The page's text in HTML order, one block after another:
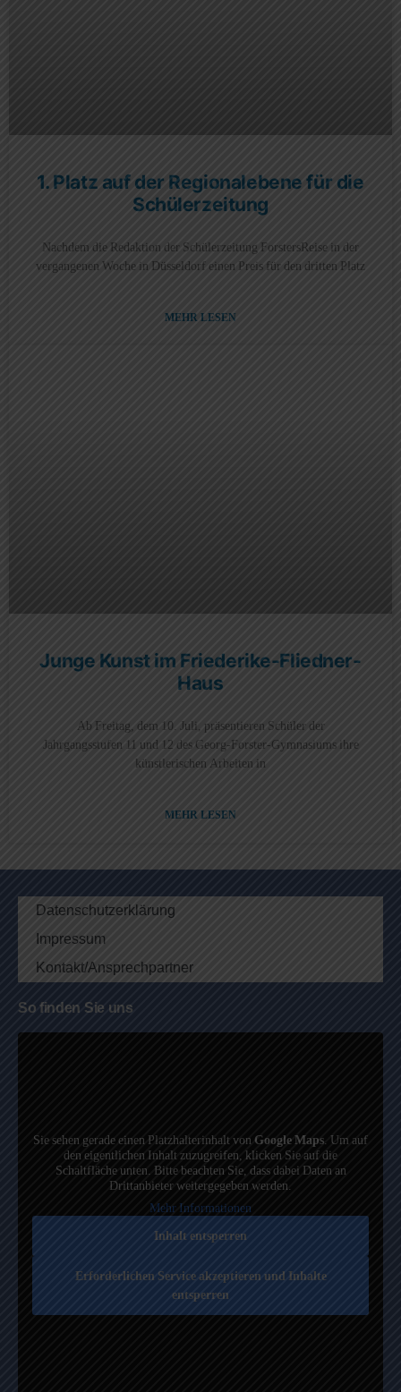
1. Platz auf der Regionalebene für die
Schülerzeitung
Nachdem die Redaktion der Schülerzeitung ForstersReise in der
vergangenen Woche in Düsseldorf einen Preis für den dritten Platz
MEHR LESEN
Junge Kunst im Friederike-Fliedner-
Haus
Ab Freitag, dem 10. Juli, präsentieren Schüler der
Jahrgangsstufen 11 und 12 des Georg-Forster-Gymnasiums ihre
künstlerischen Arbeiten in
MEHR LESEN
Datenschutzerklärung
Impressum
Kontakt/Ansprechpartner
So finden Sie uns
Sie sehen gerade einen Platzhalterinhalt vonGoogle Maps. Um auf
den eigentlichen Inhalt zuzugreifen, klicken Sie auf die
Schaltfläche unten. Bitte beachten Sie, dass dabei Daten an
Drittanbieter weitergegeben werden.
Mehr Informationen
Inhalt entsperren
Erforderlichen Service akzeptieren und Inhalte
entsperren